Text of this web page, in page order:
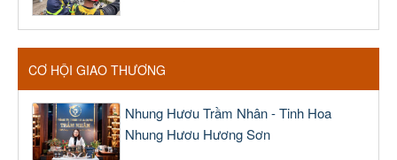
CƠ HỘI GIAO THƯƠNG
Nhung Hươu Trầm Nhân - Tinh Hoa
Nhung Hươu Hương Sơn